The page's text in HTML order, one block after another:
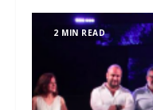
2 MIN READ